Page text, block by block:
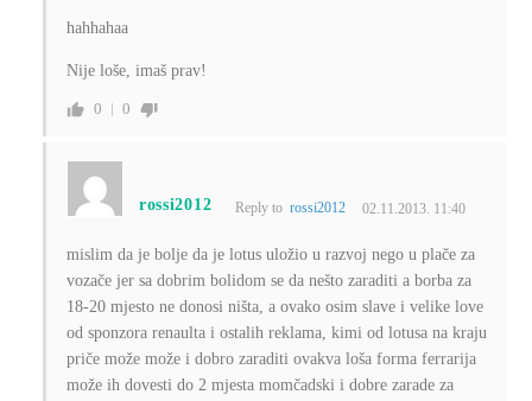
hahhahaa
Nije loše, imaš prav!
0 0
rossi2012 Reply torossi2012 02.11.2013. 11:40
mislim da je bolje da je lotus uložio u razvoj nego u plače za
vozače jer sa dobrim bolidom se da nešto zaraditi a borba za
18-20 mjesto ne donosi ništa, a ovako osim slave i velike love
od sponzora renaulta i ostalih reklama, kimi od lotusa na kraju
priče može može i dobro zaraditi ovakva loša forma ferrarija
može ih dovesti do 2 mjesta momčadski i dobre zarade za